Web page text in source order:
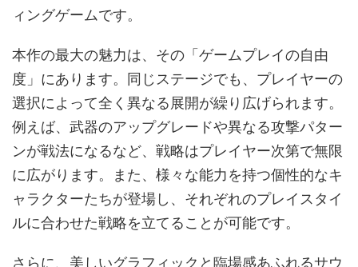
ィングゲームです。
本作の最大の魅力は、その「ゲームプレイの自由
度」にあります。同じステージでも、プレイヤーの
選択によって全く異なる展開が繰り広げられます。
例えば、武器のアップグレードや異なる攻撃パター
ンが戦法になるなど、戦略はプレイヤー次第で無限
に広がります。また、様々な能力を持つ個性的なキ
ャラクターたちが登場し、それぞれのプレイスタイ
ルに合わせた戦略を立てることが可能です。
さらに、美しいグラフィックと臨場感あふれるサウ